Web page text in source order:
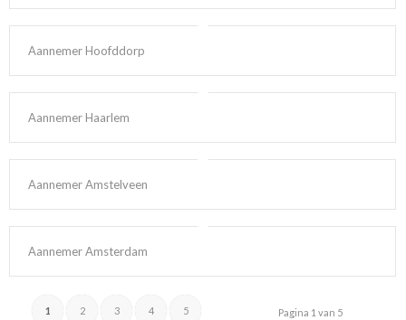
Aannemer Hoofddorp
Aannemer Haarlem
Aannemer Amstelveen
Aannemer Amsterdam
Pagina 1 van 5
1 2 3 4 5